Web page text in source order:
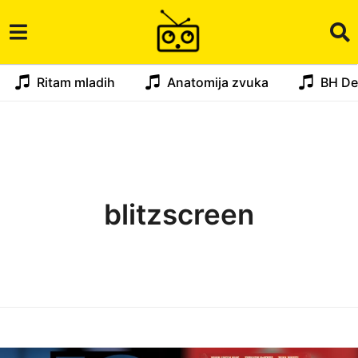
Ritam mladih Anatomija zvuka BH
blitzscreen